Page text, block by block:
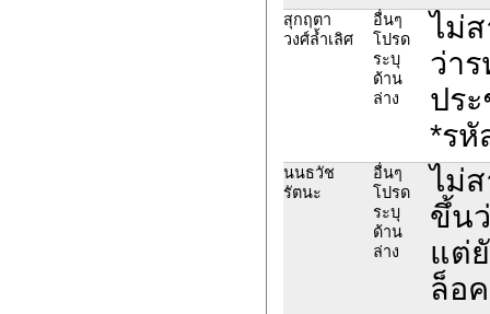
สุกฤตา
วงศ์ล้ำเลิศ
อื่นๆ
โปรด
ระบุ
ด้าน
ล่าง
ไม่
ว่า
ปร
*รหั
นนธวัช
รัตนะ
อื่นๆ
โปรด
ระบุ
ด้าน
ล่าง
ไม่
ขึ้น
แต่
ล็อ